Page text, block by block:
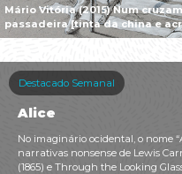
Mário Vitória (2015) Num
passadeira [tinta da china e
Destacado Semanal
Alice
No imaginário ocidental, o nome
narrativas nonsense de Lewis
(1865) e Through the Looking